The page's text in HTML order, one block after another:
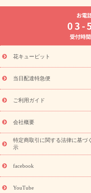
よく贈られる花
お祝
8月の誕生花(トルコキキ
お供え・お悔
通夜
ーブドフラワー
季節の
特集
お盆 花（新盆・初盆
盆・初盆）
お盆 花（新
フト
お盆・お供え プリ
レゼント特集
夏の花贈
敬老の日におくる花ギ
花ギフト・プレゼント特集
老の日 花鉢植えのギフト
フト・プレゼント特集
ペーン
映画『ウォーター
「きょう誕生日なんです
誕生日フラワーギフト
(トルコキキョウ)
9月の
お電
03-
受付時
花キューピット
当日配達特急便
ご利用ガイド
会社概要
特定商取引に関する法律に基づ
示
facebook
YouTube